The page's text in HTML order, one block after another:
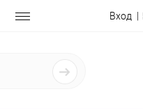
Вход